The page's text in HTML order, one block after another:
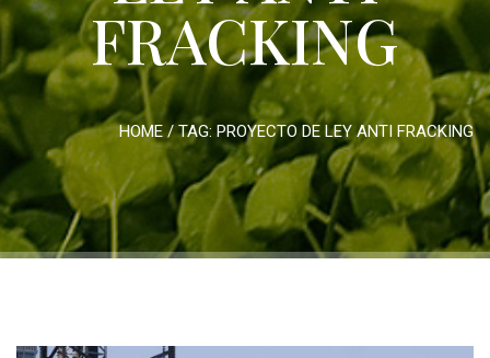
FRACKING
HOME/ TAG: PROYECTO DE LEY ANTI FRACKING